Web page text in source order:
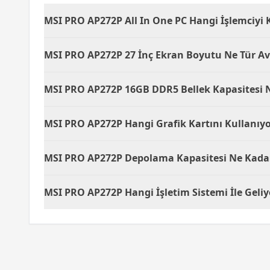
MSI PRO AP272P All In One PC Hangi İşlemciyi
için yeterli performans sağlar.
MSI PRO AP272P 27 İnç Ekran Boyutu Ne Tür
Full HD çözünürlüğü, net ve canlı görüntüler
MSI PRO AP272P 16GB DDR5 Bellek Kapasitesi
veri yoğun uygulamalarda performansı artırır.
MSI PRO AP272P Hangi Grafik Kartını
sağlar.
MSI PRO AP272P Depolama Kapasitesi Ne
seri ve sorunsuz çalışmasını sağlar.
MSI PRO AP272P Hangi İşletim Sistemi İle